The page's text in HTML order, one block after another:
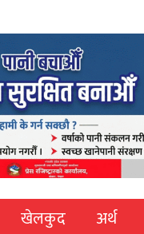
खेलकुद अर्थ